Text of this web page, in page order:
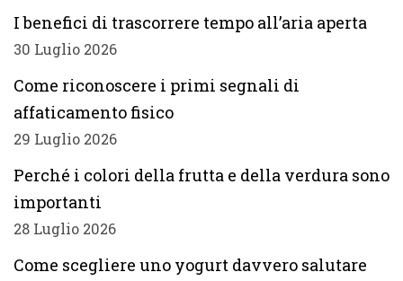
I benefici di trascorrere tempo all’aria aperta
30 Luglio 2026
Come riconoscere i primi segnali di
affaticamento fisico
29 Luglio 2026
Perché i colori della frutta e della verdura sono
importanti
28 Luglio 2026
Come scegliere uno yogurt davvero salutare